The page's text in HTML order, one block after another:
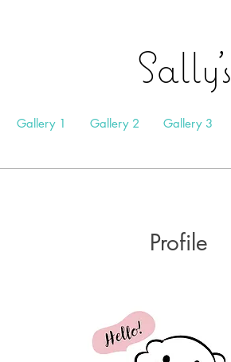
Sally's
Gallery 1 Gallery 2 Gallery 3
Profile